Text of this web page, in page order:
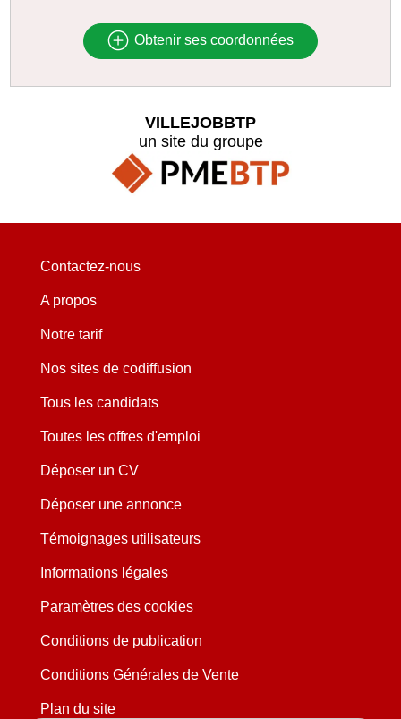
Obtenir ses coordonnées
VILLEJOBBTP
un site du groupe
Contactez-nous
A propos
Notre tarif
Nos sites de codiffusion
Tous les candidats
Toutes les offres d'emploi
Déposer un CV
Déposer une annonce
Témoignages utilisateurs
Informations légales
Paramètres des cookies
Conditions de publication
Conditions Générales de Vente
Plan du site